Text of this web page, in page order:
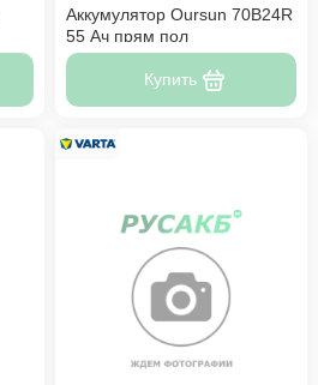
Аккумулятор Oursun 70B24R
55 Ач прям пол
Купить